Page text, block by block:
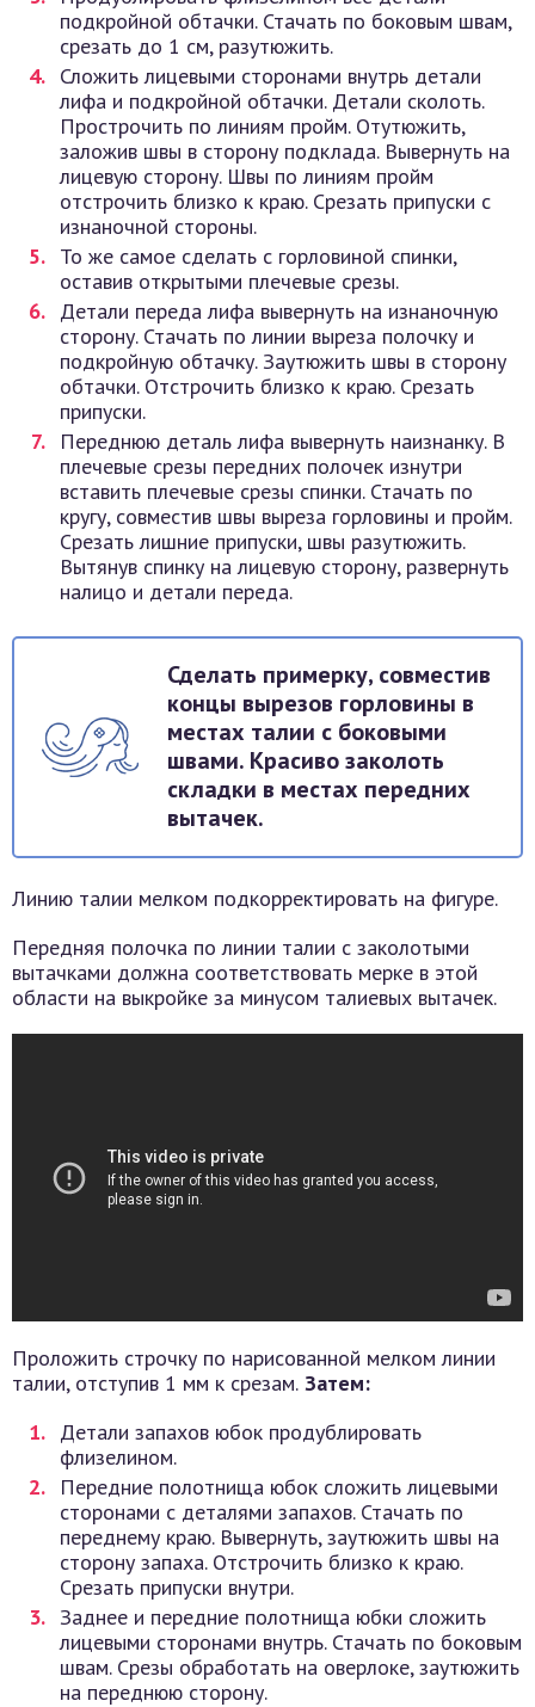
подкройной обтачки. Стачать по боковым швам,
срезать до 1 см, разутюжить.
Сложить лицевыми сторонами внутрь детали
лифа и подкройной обтачки. Детали сколоть.
Прострочить по линиям пройм. Отутюжить,
заложив швы в сторону подклада. Вывернуть на
лицевую сторону. Швы по линиям пройм
отстрочить близко к краю. Срезать припуски с
изнаночной стороны.
То же самое сделать с горловиной спинки,
оставив открытыми плечевые срезы.
Детали переда лифа вывернуть на изнаночную
сторону. Стачать по линии выреза полочку и
подкройную обтачку. Заутюжить швы в сторону
обтачки. Отстрочить близко к краю. Срезать
припуски.
Переднюю деталь лифа вывернуть наизнанку. В
плечевые срезы передних полочек изнутри
вставить плечевые срезы спинки. Стачать по
кругу, совместив швы выреза горловины и пройм.
Срезать лишние припуски, швы разутюжить.
Вытянув спинку на лицевую сторону, развернуть
налицо и детали переда.
Сделать примерку, совместив
концы вырезов горловины в
местах талии с боковыми
швами. Красиво заколоть
складки в местах передних
вытачек.
Линию талии мелком подкорректировать на фигуре.
Передняя полочка по линии талии с заколотыми
вытачками должна соответствовать мерке в этой
области на выкройке за минусом талиевых вытачек.
Проложить строчку по нарисованной мелком линии
талии, отступив 1 мм к срезам. Затем:
Детали запахов юбок продублировать
флизелином.
Передние полотнища юбок сложить лицевыми
сторонами с деталями запахов. Стачать по
переднему краю. Вывернуть, заутюжить швы на
сторону запаха. Отстрочить близко к краю.
Срезать припуски внутри.
Заднее и передние полотнища юбки сложить
лицевыми сторонами внутрь. Стачать по боковым
швам. Срезы обработать на оверлоке, заутюжить
на переднюю сторону.